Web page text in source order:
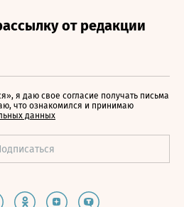
я даю свое согласие получать письма
что ознакомился и принимаю
данных